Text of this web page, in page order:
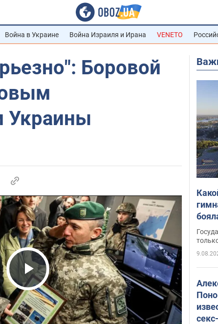
Война в Украине Война Израиля и Ирана VENETO
Боровой
Украины
Play Video